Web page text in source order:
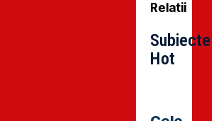
Relatii
Subiecte
Hot